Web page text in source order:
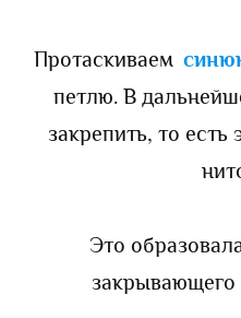
Протаскиваем
петлю. В
закрепить, то есть
Это